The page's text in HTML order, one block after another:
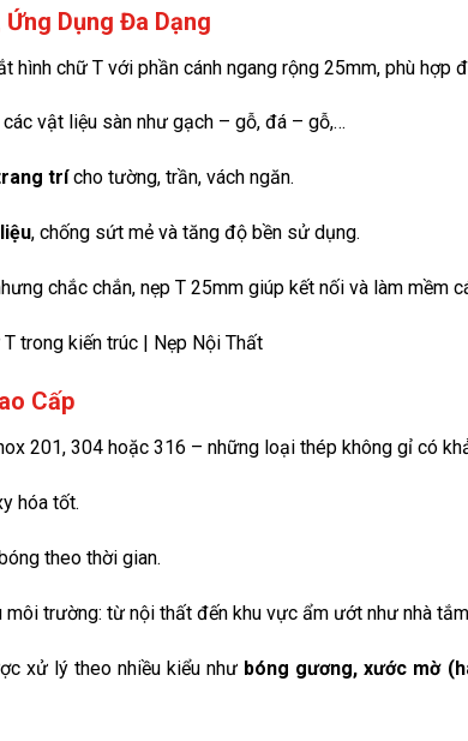
Dụng Đa Dạng
hình chữ T với phần cánh ngang rộng 25mm, phù hợp
vật liệu sàn như gạch – gỗ, đá – gỗ,…
trícho tường, trần, vách ngăn.
, chống sứt mẻ và tăng độ bền sử dụng.
chắc chắn, nẹp T 25mm giúp kết nối và làm
Cấp
201, 304 hoặc 316 – những loại thép không gỉ có
hóa tốt.
theo thời gian.
môi trường: từ nội thất đến khu vực ẩm ướt như nhà
xử lý theo nhiều kiểu như bóng gương, xước mờ